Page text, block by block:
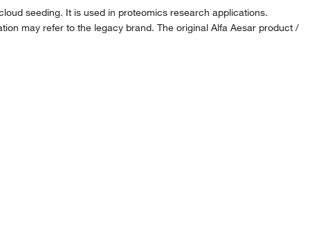
seeding. It is used in proteomics research applications.
may refer to the legacy brand. The original Alfa Aesar product /